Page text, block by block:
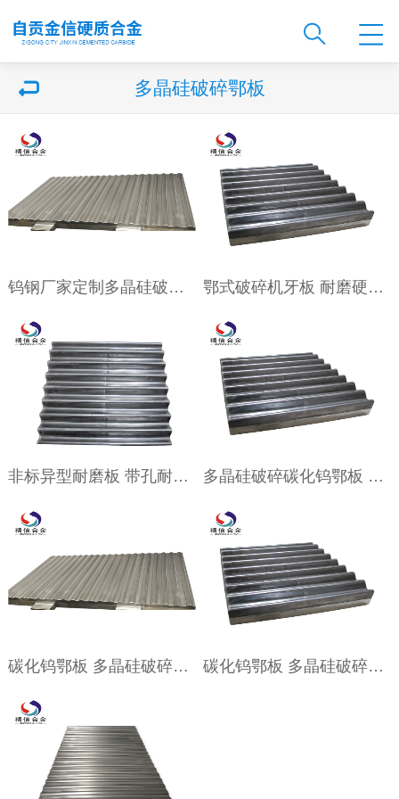
多晶硅破碎鄂板
钨钢厂家定制多晶硅破碎用 硬质合金鄂板 鄂式破碎机牙板 耐磨硬质合金鄂板
非标异型耐磨板 带孔耐磨抗压板材 多晶硅鄂板 多晶硅破碎碳化钨鄂板 硬质合金振动筛板
碳化钨鄂板 多晶硅破碎合金鄂板牙板 碳化钨鄂板 多晶硅破碎板 多晶硅破碎机 碳化物牙板